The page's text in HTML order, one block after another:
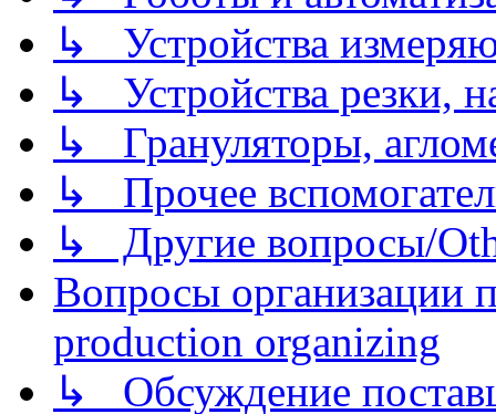
↳ Устройства
↳ Устройства резки,
↳ Грануляторы,
↳ Прочее
↳ Другие вопросы/
Вопросы организации
production organizing
↳ Обсуждение